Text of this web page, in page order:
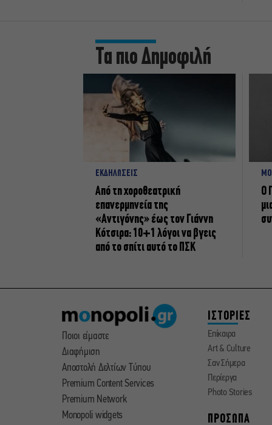
Τα πιο Δημοφιλή
ΕΚΔΗΛΩΣΕΙΣ
Από τη χοροθεατρική
επανερμηνεία της
«Αντιγόνης» έως τον Γιάννη
Κότσιρα: 10+1 λόγοι να βγεις
από το σπίτι αυτό το ΠΣΚ
Ο
Ποιοι είμαστε
Διαφήμιση
Αποστολή Δελτίων Τύπου
Premium Content Services
Premium Network
Monopoli widgets
ΙΣΤΟΡΙΕΣ
Επίκαιρα
Art & Culture
Σαν Σήμερα
Περίεργα
Photo Stories
ΠΡΟΣΩΠΑ